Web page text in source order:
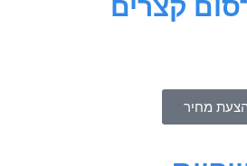
מחיר